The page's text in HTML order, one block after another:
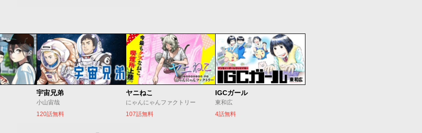
宇宙兄弟
小山宙哉
120話無料
ヤニねこ
にゃんにゃんファクトリー
107話無料
IGCガール
東和広
4話無料